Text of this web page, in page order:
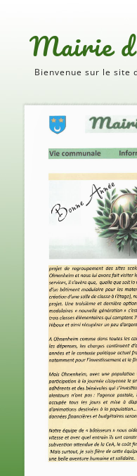
Mairie
Bienvenue sur le site